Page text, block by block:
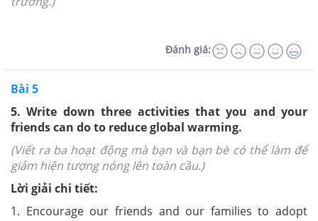
Đánh giá:
Bài 5
5. Write down three activities that you and your
friends can do to reduce global warming.
(Viết ra ba hoạt động mà bạn và bạn bè có thể làm để
giảm hiện tượng nóng lên toàn cầu.)
Lời giải chi tiết:
1. Encourage our friends and our families to adopt